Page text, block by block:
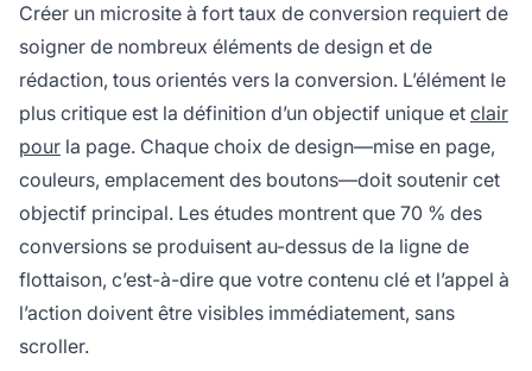
Créer un microsite à fort taux de conversion requiert de
soigner de nombreux éléments de design et de
rédaction, tous orientés vers la conversion. L’élément le
plus critique est la définition d’un objectif unique et clair
pour la page. Chaque choix de design—mise en page,
couleurs, emplacement des boutons—doit soutenir cet
objectif principal. Les études montrent que 70 % des
conversions se produisent au-dessus de la ligne de
flottaison, c’est-à-dire que votre contenu clé et l’appel à
l’action doivent être visibles immédiatement, sans
scroller.